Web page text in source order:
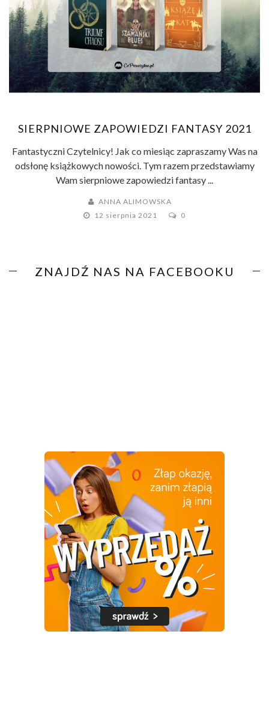
SIERPNIOWE ZAPOWIEDZI FANTASY 2021
Fantastyczni Czytelnicy! Jak co miesiąc zapraszamy Was na
odsłonę książkowych nowości. Tym razem przedstawiamy
Wam sierpniowe zapowiedzi fantasy ...
ANNA ALIMOWSKA
12 sierpnia 2021
0
ZNAJDŹ NAS NA FACEBOOKU